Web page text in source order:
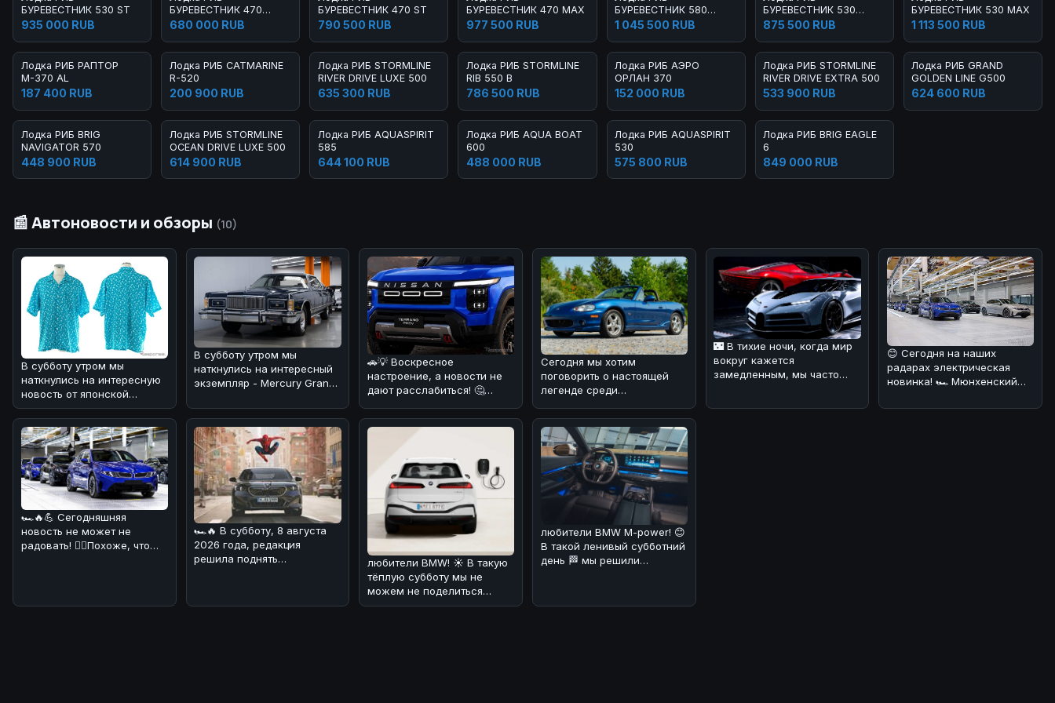
БУРЕВЕСТНИК 530 ST
935 000 RUB
БУРЕВЕСТНИК 470
LIGHT
680 000 RUB
БУРЕВЕСТНИК 470 ST
790 500 RUB
БУРЕВЕСТНИК 470 MAX
977 500 RUB
БУРЕВЕСТНИК 580
LIGHT
1 045 500 RUB
БУРЕВЕСТНИК 530
LIGHT
875 500 RUB
БУРЕВЕСТНИК 530 MAX
1 113 500 RUB
Лодка РИБ РАПТОР
М-370 AL
187 400 RUB
Лодка РИБ CATMARINE
R-520
200 900 RUB
Лодка РИБ STORMLINE
RIVER DRIVE LUXE 500
635 300 RUB
Лодка РИБ STORMLINE
RIB 550 B
786 500 RUB
Лодка РИБ АЭРО
ОРЛАН 370
152 000 RUB
Лодка РИБ STORMLINE
RIVER DRIVE EXTRA 500
533 900 RUB
Лодка РИБ GRAND
GOLDEN LINE G500
624 600 RUB
Лодка РИБ BRIG
NAVIGATOR 570
448 900 RUB
Лодка РИБ STORMLINE
OCEAN DRIVE LUXE 500
614 900 RUB
Лодка РИБ AQUASPIRIT
585
644 100 RUB
Лодка РИБ AQUA BOAT
600
488 000 RUB
Лодка РИБ AQUASPIRIT
530
575 800 RUB
Лодка РИБ BRIG EAGLE
6
849 000 RUB
📰 Автоновости и обзоры (10)
В субботу утром мы
наткнулись на интересную
новость от японской
компании Trust, которая
решила объед
В субботу утром мы
наткнулись на интересный
экземпляр - Mercury Grand
выг
🚗💡 Воскресное
настроение, а новости не
дают расслабиться! 🤔
возможном возрожден
Сегодня мы хотим
поговорить о настоящей
легенде среди
5 Miata 1999 года в юби
🌃 В тихие ночи, когда мир
вокруг кажется
замедленным, мы часто
😊 Сегодня на наших
радарах электрическая
новинка! 🏎️ Мюнхенский
серийное произв
🏎🔥💪 Сегодняшняя
новость не может не
радовать! 💁‍♀️Похоже, что
🏎🔥 В субботу, 8 августа
2026 года, редакция
решила поднять
любители BMW! ☀️ В такую
тёплую субботу мы не
можем не поделиться
интересной новостью. По
любители BMW M-power! 😊
В такой ленивый субботний
день 🏁 мы решили